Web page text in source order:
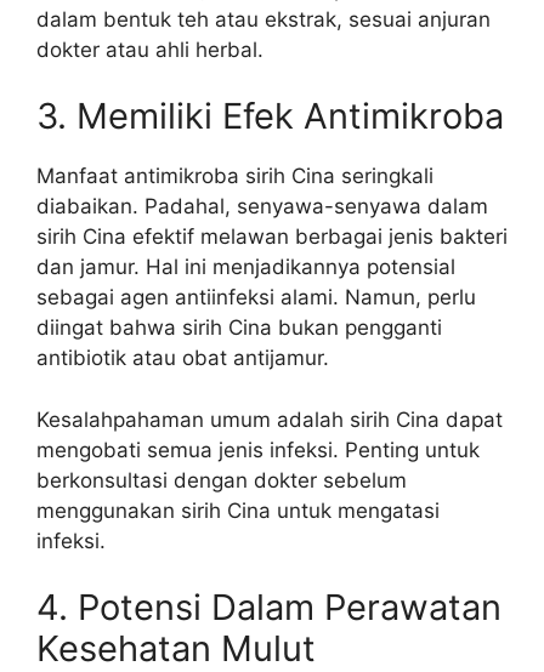
dalam bentuk teh atau ekstrak, sesuai anjuran
dokter atau ahli herbal.
3. Memiliki Efek Antimikroba
Manfaat antimikroba sirih Cina seringkali
diabaikan. Padahal, senyawa-senyawa dalam
sirih Cina efektif melawan berbagai jenis bakteri
dan jamur. Hal ini menjadikannya potensial
sebagai agen antiinfeksi alami. Namun, perlu
diingat bahwa sirih Cina bukan pengganti
antibiotik atau obat antijamur.
Kesalahpahaman umum adalah sirih Cina dapat
mengobati semua jenis infeksi. Penting untuk
berkonsultasi dengan dokter sebelum
menggunakan sirih Cina untuk mengatasi
infeksi.
4. Potensi Dalam Perawatan
Kesehatan Mulut